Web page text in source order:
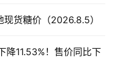
货糖价（2026.8.5）
降11.53%！售价同比下